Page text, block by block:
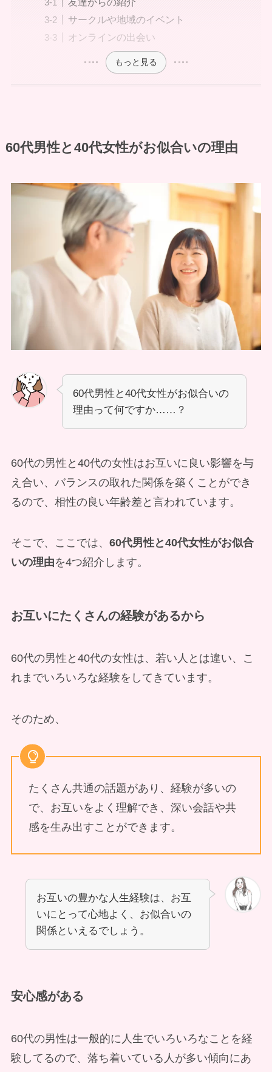
サークルや地域のイベント
オンラインの出会い
もっと見る
60代男性と40代女性がお似合いの理由
60代男性と40代女性がお似合いの
理由って何ですか……？
60代の男性と40代の女性はお互いに良い影響を与
え合い、バランスの取れた関係を築くことができ
るので、相性の良い年齢差と言われています。
そこで、ここでは、 60代男性と40代女性がお似合
いの理由を4つ紹介します。
お互いにたくさんの経験があるから
60代の男性と40代の女性は、若い人とは違い、こ
れまでいろいろな経験をしてきています。
そのため、
たくさん共通の話題があり、経験が多いの
で、お互いをよく理解でき、深い会話や共
感を生み出すことができます。
お互いの豊かな人生経験は、お互
いにとって心地よく、お似合いの
関係といえるでしょう。
安心感がある
60代の男性は一般的に人生でいろいろなことを経
験してるので、落ち着いている人が多い傾向にあ